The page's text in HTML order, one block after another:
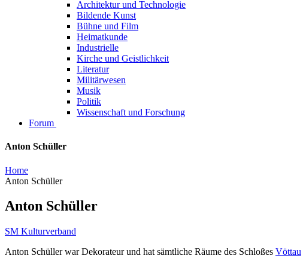
Architektur und Technologie
Bildende Kunst
Bühne und Film
Heimatkunde
Industrielle
Kirche und Geistlichkeit
Literatur
Militärwesen
Musik
Politik
Wissenschaft und Forschung
Forum
Anton Schüller
Home
Anton Schüller
Anton Schüller
SM Kulturverband
Anton Schüller war Dekorateur und hat sämtliche Räume des Schloßes Vöttau